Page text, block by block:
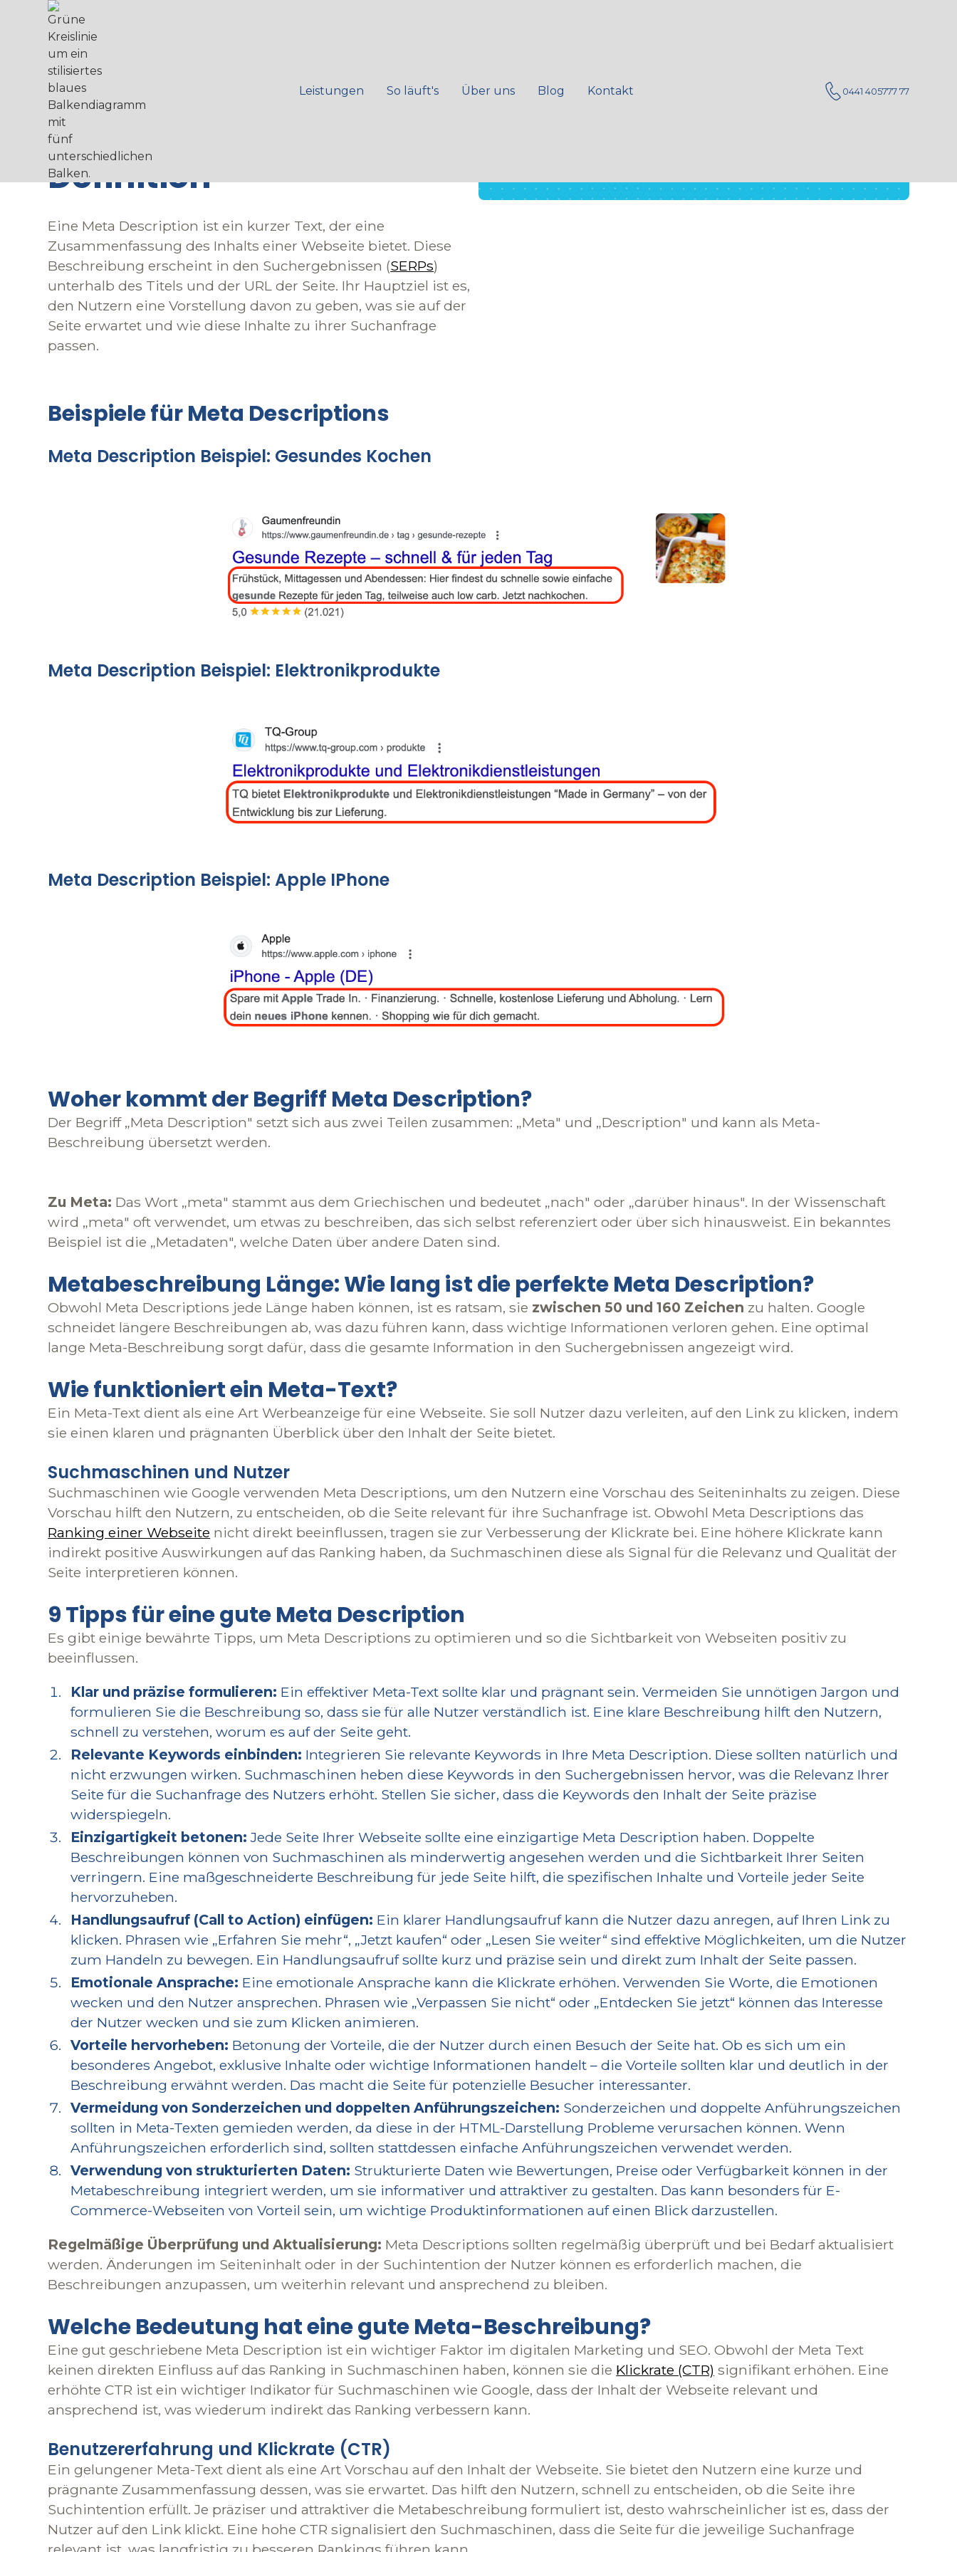
Leistungen So läuft's Über uns Blog Kontakt 0441 405777 77
Meta Description
Meta Description -
Definition
Eine Meta Description ist ein kurzer Text, der eine
Zusammenfassung des Inhalts einer Webseite bietet. Diese
Beschreibung erscheint in den Suchergebnissen (SERPs)
unterhalb des Titels und der URL der Seite. Ihr Hauptziel ist es,
den Nutzern eine Vorstellung davon zu geben, was sie auf der
Seite erwartet und wie diese Inhalte zu ihrer Suchanfrage
passen.
Beispiele für Meta Descriptions
Meta Description Beispiel: Gesundes Kochen
Meta Description Beispiel: Elektronikprodukte
Meta Description Beispiel: Apple IPhone
Woher kommt der Begriff Meta Description?
Der Begriff „Meta Description" setzt sich aus zwei Teilen zusammen: „Meta" und „Description" und kann als Meta-
Beschreibung übersetzt werden.
Zu Meta: Das Wort „meta" stammt aus dem Griechischen und bedeutet „nach" oder „darüber hinaus". In der Wissenschaft
wird „meta" oft verwendet, um etwas zu beschreiben, das sich selbst referenziert oder über sich hinausweist. Ein bekanntes
Beispiel ist die „Metadaten", welche Daten über andere Daten sind.
Metabeschreibung Länge: Wie lang ist die perfekte Meta Description?
Obwohl Meta Descriptions jede Länge haben können, ist es ratsam, sie zwischen 50 und 160 Zeichen zu halten. Google
schneidet längere Beschreibungen ab, was dazu führen kann, dass wichtige Informationen verloren gehen. Eine optimal
lange Meta-Beschreibung sorgt dafür, dass die gesamte Information in den Suchergebnissen angezeigt wird.
Wie funktioniert ein Meta-Text?
Ein Meta-Text dient als eine Art Werbeanzeige für eine Webseite. Sie soll Nutzer dazu verleiten, auf den Link zu klicken, indem
sie einen klaren und prägnanten Überblick über den Inhalt der Seite bietet.
Suchmaschinen und Nutzer
Suchmaschinen wie Google verwenden Meta Descriptions, um den Nutzern eine Vorschau des Seiteninhalts zu zeigen. Diese
Vorschau hilft den Nutzern, zu entscheiden, ob die Seite relevant für ihre Suchanfrage ist. Obwohl Meta Descriptions das
Ranking einer Webseite nicht direkt beeinflussen, tragen sie zur Verbesserung der Klickrate bei. Eine höhere Klickrate kann
indirekt positive Auswirkungen auf das Ranking haben, da Suchmaschinen diese als Signal für die Relevanz und Qualität der
Seite interpretieren können.
9 Tipps für eine gute Meta Description
Es gibt einige bewährte Tipps, um Meta Descriptions zu optimieren und so die Sichtbarkeit von Webseiten positiv zu
beeinflussen.
Klar und präzise formulieren: Ein effektiver Meta-Text sollte klar und prägnant sein. Vermeiden Sie unnötigen Jargon und
formulieren Sie die Beschreibung so, dass sie für alle Nutzer verständlich ist. Eine klare Beschreibung hilft den Nutzern,
schnell zu verstehen, worum es auf der Seite geht.
Relevante Keywords einbinden: Integrieren Sie relevante Keywords in Ihre Meta Description. Diese sollten natürlich und
nicht erzwungen wirken. Suchmaschinen heben diese Keywords in den Suchergebnissen hervor, was die Relevanz Ihrer
Seite für die Suchanfrage des Nutzers erhöht. Stellen Sie sicher, dass die Keywords den Inhalt der Seite präzise
widerspiegeln.
Einzigartigkeit betonen: Jede Seite Ihrer Webseite sollte eine einzigartige Meta Description haben. Doppelte
Beschreibungen können von Suchmaschinen als minderwertig angesehen werden und die Sichtbarkeit Ihrer Seiten
verringern. Eine maßgeschneiderte Beschreibung für jede Seite hilft, die spezifischen Inhalte und Vorteile jeder Seite
hervorzuheben.
Handlungsaufruf (Call to Action) einfügen: Ein klarer Handlungsaufruf kann die Nutzer dazu anregen, auf Ihren Link zu
klicken. Phrasen wie „Erfahren Sie mehr“, „Jetzt kaufen“ oder „Lesen Sie weiter“ sind effektive Möglichkeiten, um die Nutzer
zum Handeln zu bewegen. Ein Handlungsaufruf sollte kurz und präzise sein und direkt zum Inhalt der Seite passen.
Emotionale Ansprache: Eine emotionale Ansprache kann die Klickrate erhöhen. Verwenden Sie Worte, die Emotionen
wecken und den Nutzer ansprechen. Phrasen wie „Verpassen Sie nicht“ oder „Entdecken Sie jetzt“ können das Interesse
der Nutzer wecken und sie zum Klicken animieren.
Vorteile hervorheben: Betonung der Vorteile, die der Nutzer durch einen Besuch der Seite hat. Ob es sich um ein
besonderes Angebot, exklusive Inhalte oder wichtige Informationen handelt – die Vorteile sollten klar und deutlich in der
Beschreibung erwähnt werden. Das macht die Seite für potenzielle Besucher interessanter.
Vermeidung von Sonderzeichen und doppelten Anführungszeichen: Sonderzeichen und doppelte Anführungszeichen
sollten in Meta-Texten gemieden werden, da diese in der HTML-Darstellung Probleme verursachen können. Wenn
Anführungszeichen erforderlich sind, sollten stattdessen einfache Anführungszeichen verwendet werden.
Verwendung von strukturierten Daten: Strukturierte Daten wie Bewertungen, Preise oder Verfügbarkeit können in der
Metabeschreibung integriert werden, um sie informativer und attraktiver zu gestalten. Das kann besonders für E-
Commerce-Webseiten von Vorteil sein, um wichtige Produktinformationen auf einen Blick darzustellen.
Regelmäßige Überprüfung und Aktualisierung: Meta Descriptions sollten regelmäßig überprüft und bei Bedarf aktualisiert
werden. Änderungen im Seiteninhalt oder in der Suchintention der Nutzer können es erforderlich machen, die
Beschreibungen anzupassen, um weiterhin relevant und ansprechend zu bleiben.
Welche Bedeutung hat eine gute Meta-Beschreibung?
Eine gut geschriebene Meta Description ist ein wichtiger Faktor im digitalen Marketing und SEO. Obwohl der Meta Text
keinen direkten Einfluss auf das Ranking in Suchmaschinen haben, können sie die Klickrate (CTR) signifikant erhöhen. Eine
erhöhte CTR ist ein wichtiger Indikator für Suchmaschinen wie Google, dass der Inhalt der Webseite relevant und
ansprechend ist, was wiederum indirekt das Ranking verbessern kann.
Benutzererfahrung und Klickrate (CTR)
Ein gelungener Meta-Text dient als eine Art Vorschau auf den Inhalt der Webseite. Sie bietet den Nutzern eine kurze und
prägnante Zusammenfassung dessen, was sie erwartet. Das hilft den Nutzern, schnell zu entscheiden, ob die Seite ihre
Suchintention erfüllt. Je präziser und attraktiver die Metabeschreibung formuliert ist, desto wahrscheinlicher ist es, dass der
Nutzer auf den Link klickt. Eine hohe CTR signalisiert den Suchmaschinen, dass die Seite für die jeweilige Suchanfrage